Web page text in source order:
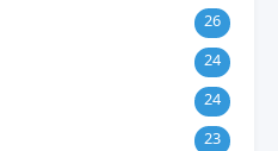
26
24
24
23